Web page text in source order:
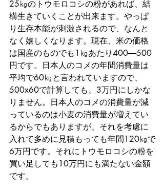
25㎏のトウモロコシの粉があれば、結
構生きていくことが出来ます。やっぱ
り生存本能が刺激されるので、なんと
なく嬉しくなります。現在、米の価格
は国産のものでも1㎏あたり400―500
円です。日本人のコメの年間消費量は
平均で60㎏と言われていますので、
500x60で計算しても、3万円にしかな
りません。日本人のコメの消費量が減
っているのは小麦の消費量が増えてい
るからでもありますが、それを考慮に
入れて多めに見積もっても年間120㎏で
6万円です。それにトウモロコシの粉を
買い足しても10万円にも満たない金額
です。